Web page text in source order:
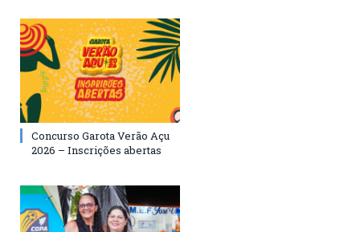
Concurso Garota Verão Açu
2026 – Inscrições abertas